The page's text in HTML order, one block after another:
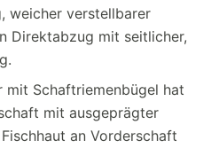
weicher verstellbarer
Direktabzug mit seitlicher,
mit Schaftriemenbügel hat
mit ausgeprägter
an Vorderschaft